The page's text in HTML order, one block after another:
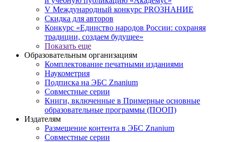
V Международный конкурс PROЗНАНИЕ
Скидка для авторов
Конкурс «Единство народов России: сохраняя
традиции, создаем будущее»
Показать еще
Образовательным организациям
Комплектование печатными изданиями
Наукометрия
Подписка на ЭБС Znanium
Совместные серии
Книги, включенные в Примерные основные
образовательные программы (ПООП)
Издателям
Размещение контента в ЭБС Znanium
Совместные серии